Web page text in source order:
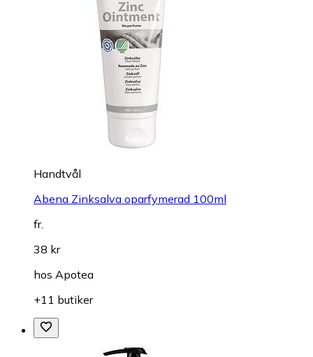
Handtvål
Abena Zinksalva oparfymerad 100ml
fr.
38 kr
hos Apotea
+11 butiker